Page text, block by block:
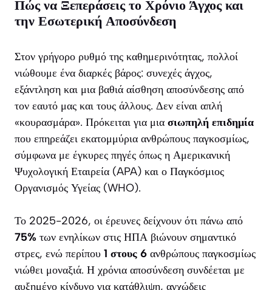
Πώς να Ξεπεράσεις το Χρόνιο Άγχος και
την Εσωτερική Αποσύνδεση
Στον γρήγορο ρυθμό της καθημερινότητας, πολλοί
νιώθουμε ένα διαρκές βάρος: συνεχές άγχος,
εξάντληση και μια βαθιά αίσθηση αποσύνδεσης από
τον εαυτό μας και τους άλλους. Δεν είναι απλή
«κουρασμάρα». Πρόκειται για μια σιωπηλή επιδημία
που επηρεάζει εκατομμύρια ανθρώπους παγκοσμίως,
σύμφωνα με έγκυρες πηγές όπως η Αμερικανική
Ψυχολογική Εταιρεία (APA) και ο Παγκόσμιος
Οργανισμός Υγείας (WHO).
Το 2025-2026, οι έρευνες δείχνουν ότι πάνω από
75% των ενηλίκων στις ΗΠΑ βιώνουν σημαντικό
στρες, ενώ περίπου 1 στους 6 ανθρώπους παγκοσμίως
νιώθει μοναξιά. Η χρόνια αποσύνδεση συνδέεται με
αυξημένο κίνδυνο για κατάθλιψη, αγχώδεις